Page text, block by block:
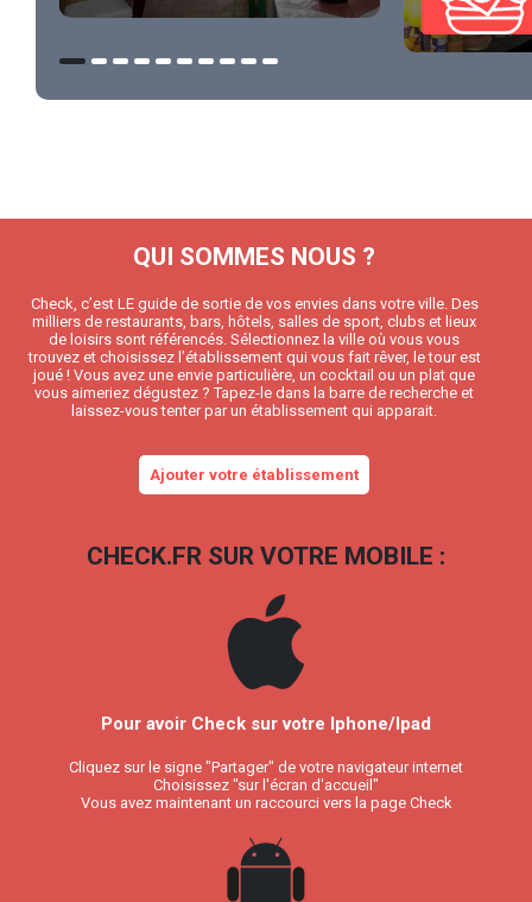
QUI SOMMES NOUS ?
Check, c’est LE guide de sortie de vos envies dans votre ville. Des
milliers de restaurants, bars, hôtels, salles de sport, clubs et lieux
de loisirs sont référencés. Sélectionnez la ville où vous vous
trouvez et choisissez l’établissement qui vous fait rêver, le tour est
joué ! Vous avez une envie particulière, un cocktail ou un plat que
vous aimeriez dégustez ? Tapez-le dans la barre de recherche et
laissez-vous tenter par un établissement qui apparait.
Ajouter votre établissement
CHECK.FR SUR VOTRE MOBILE :
Pour avoir Check sur votre Iphone/Ipad
Cliquez sur le signe "Partager" de votre navigateur internet
Choisissez "sur l'écran d'accueil"
Vous avez maintenant un raccourci vers la page Check